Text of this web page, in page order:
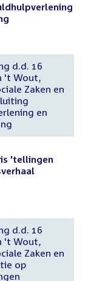
d.d. 16
't Wout,
Zaken en
en
'tellingen
d.d. 16
't Wout,
Zaken en
op